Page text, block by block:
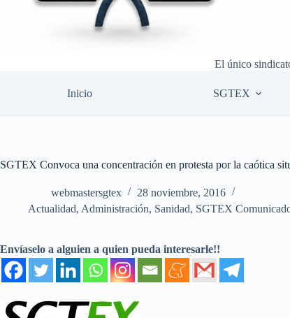
El único
Inicio SGTEX
SGTEX Convoca una concentración en protesta por la caótica
webmastersgtex
28 noviembre, 2016
Actualidad, Administración, Sanidad, SGTEX
Envíaselo a alguien a quien pueda interesarle!!